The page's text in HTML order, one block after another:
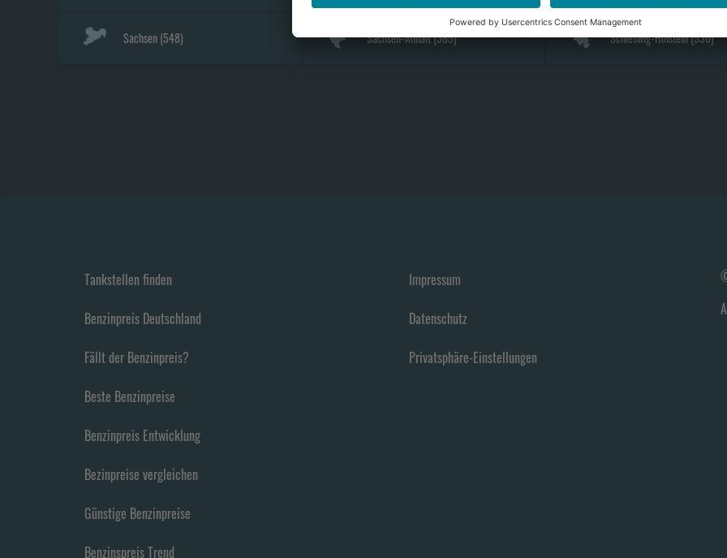
Sachsen(548) Sachsen-Anhalt(385) Schleswig-Holstein(536)
Tankstellen finden
Benzinpreis Deutschland
Fällt der Benzinpreis?
Beste Benzinpreise
Benzinpreis Entwicklung
Bezinpreise vergleichen
Günstige Benzinpreise
Benzinspreis Trend
Impressum
Datenschutz
Privatsphäre-Einstellungen